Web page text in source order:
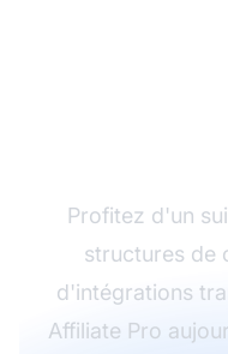
Profitez d'un
structures de
d'intégrations
Affiliate Pro